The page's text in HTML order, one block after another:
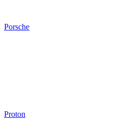
Porsche
Proton